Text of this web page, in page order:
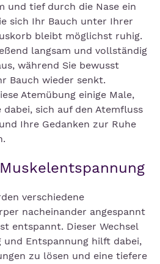
und tief durch die Nase ein
sich Ihr Bauch unter Ihrer
bleibt möglichst ruhig.
langsam und vollständig
während Sie bewusst
Bauch wieder senkt.
Atemübung einige Male,
dabei, sich auf den Atemfluss
Ihre Gedanken zur Ruhe
verschiedene
nacheinander angespannt
entspannt. Dieser Wechsel
und Entspannung hilft dabei,
zu lösen und eine tiefere